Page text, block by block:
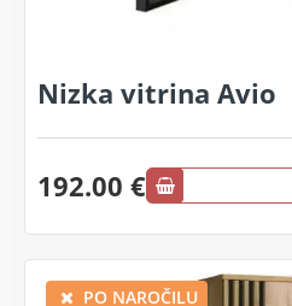
Nizka vitrina Avio
192.00 €
PO NAROČILU